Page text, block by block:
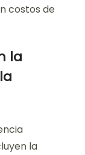
costos de
la
la